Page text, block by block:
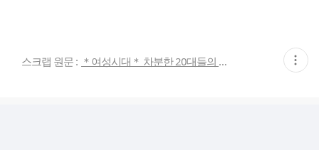
스크랩 원문 : ＊여성시대＊ 차분한 20대들의 알흠다운 공간 현
재